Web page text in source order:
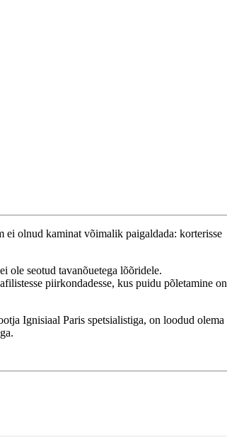
olnud kaminat võimalik paigaldada: korterisse
ole seotud tavanõuetega lõõridele.
piirkondadesse, kus puidu põletamine on
Ignisiaal Paris spetsialistiga, on loodud olema